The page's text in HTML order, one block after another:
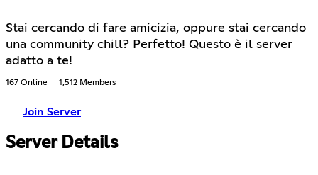
Stai cercando di fare amicizia, oppure stai cercando
una community chill? Perfetto! Questo è il server
adatto a te!
167 Online 1,512 Members
Join Server
Server Details